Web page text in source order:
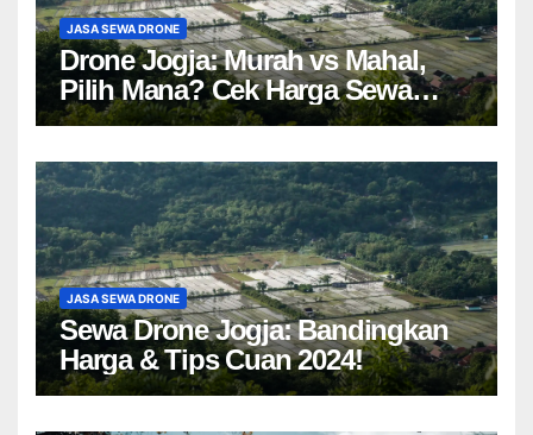
JASA SEWA DRONE
Drone Jogja: Murah vs Mahal,
Pilih Mana? Cek Harga Sewa
Drone Yogyakarta!
JASA SEWA DRONE
Sewa Drone Jogja: Bandingkan
Harga & Tips Cuan 2024!